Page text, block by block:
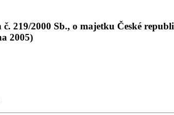
219/2000 Sb., o majetku České
2005)